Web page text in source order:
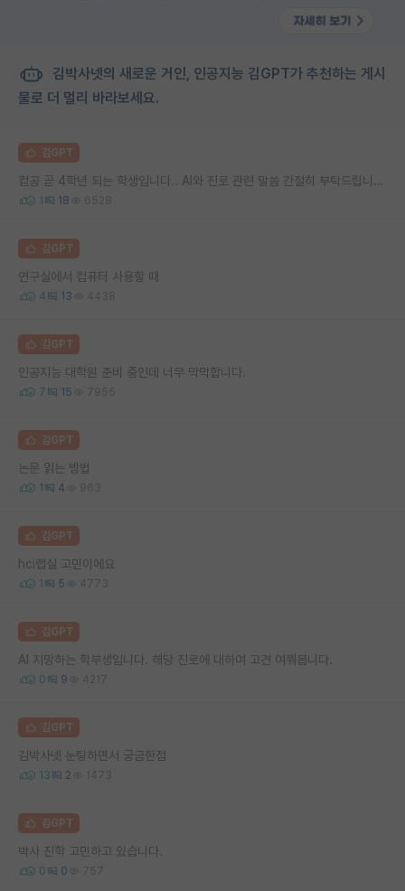
김박사넷의 새로운 거인, 인공지능 김GPT가 추천하는 게시
물로 더 멀리 바라보세요.
김GPT
컴공 곧 4학년 되는 학생입니다.. AI와 진로 관련 말씀 간절히 부탁드립니다..ㅠㅠ
1 18 6528
김GPT
연구실에서 컴퓨터 사용할 때
4 13 4438
김GPT
인공지능 대학원 준비 중인데 너무 막막합니다.
7 15 7955
김GPT
논문 읽는 방법
1 4 963
김GPT
hci랩실 고민이에요
1 5 4773
김GPT
AI 지망하는 학부생입니다. 해당 진로에 대하여 고견 여쭤봅니다.
0 9 4217
김GPT
김박사넷 눈팅하면서 궁금한점
13 2 1473
김GPT
박사 진학 고민하고 있습니다.
0 0 757